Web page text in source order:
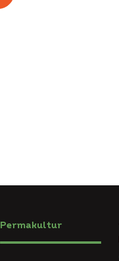
Permakultur